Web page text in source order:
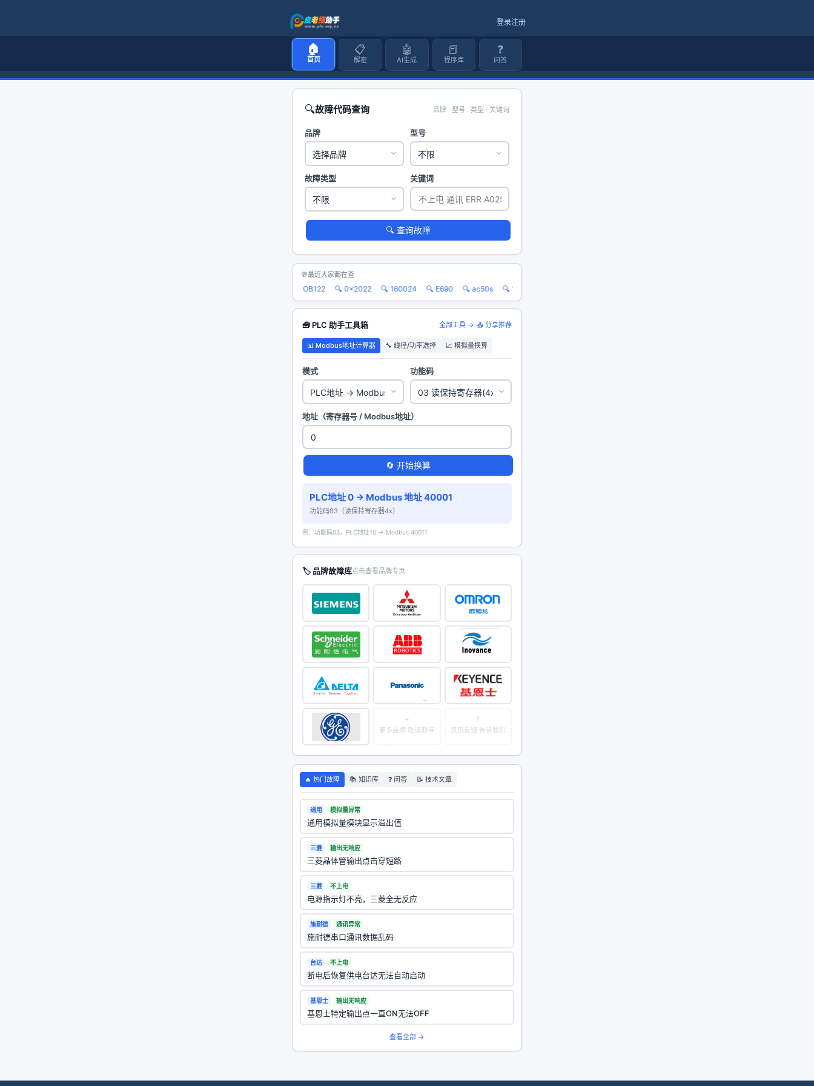
登录注册
🏠
首页
📋
解密
🤖
AI生成
📕
程序库
❓
问答
🔍故障代码查询 品牌 · 型号 · 类型 · 关键词
品牌 型号
故障类型 关键词
🔍 查询故障
💬最近大家都在查
🔍 OB122 🔍 0x2022 🔍 160024 🔍 E690 🔍 ac50s 🔍 168064
🧰 PLC 助手工具箱 全部工具 → 📤 分享推荐
📊 Modbus地址计算器 🔧 线径/功率选择 📈 模拟量换算
模式 功能码
地址（寄存器号 / Modbus地址）
🔄 开始换算
PLC地址 0 → Modbus 地址40001
功能码03（读保持寄存器4x）
例：功能码03，PLC地址10 → Modbus 40011
🏷 品牌故障库点击查看品牌专页
+
更多品牌 敬请期待
?
意见反馈 告诉我们
🔥 热门故障 📚 知识库 ❓ 问答 📝 技术文章
通用 模拟量异常
通用模拟量模块显示溢出值
三菱 输出无响应
三菱晶体管输出点击穿短路
三菱 不上电
电源指示灯不亮，三菱全无反应
施耐德 通讯异常
施耐德串口通讯数据乱码
台达 不上电
断电后恢复供电台达无法自动启动
基恩士 输出无响应
基恩士特定输出点一直ON无法OFF
查看全部 →